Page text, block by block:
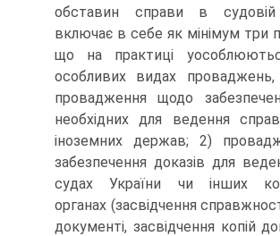
обставин справи в судовій
включає в себе як мінімум три
що на практиці
особливих видах
провадження щодо
необхідних для ведення
іноземних держав; 2)
забезпечення доказів для
судах України чи інших
органах (засвідчення
документі, засвідчення копій